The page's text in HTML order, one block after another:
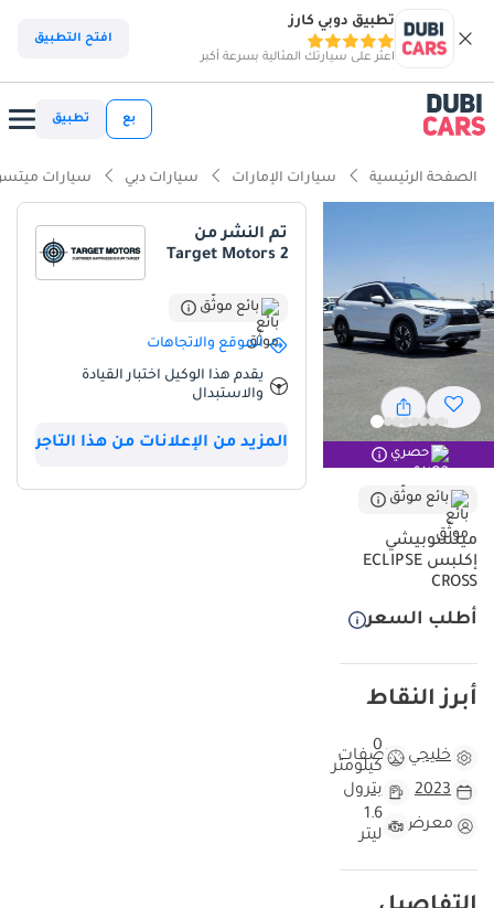
تطبيق دوبي كارز
اعثر على سيارتك المثالية بسرعة أكبر
افتح التطبيق
بع تطبيق
الصفحة الرئيسية سيارات الإمارات سيارات دبي سيارات
حصري
بائع موثّق
ميتسوبيشي
إكلبس ECLIPSE
CROSS
أطلب السعر
أبرز النقاط
خليجي مواصفات
0
كيلومتر
2023
بترول
معرض
1.6
ليتر
تم النشر من
Target Motors 2
بائع موثّق
الموقع والاتجاهات
يقدم هذا الوكيل اختبار القيادة
والاستبدال
المزيد من الإعلانات من هذا التاجر